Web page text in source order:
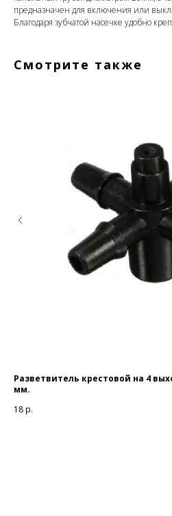
предназначен для включения или
Благодаря зубчатой насечке удoбнo
Смотрите также
Разветвитель крестовой на 4
мм.
18р.